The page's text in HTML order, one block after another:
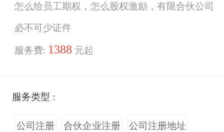
怎么给员工期权，怎么股权激励，有限合伙公司
必不可少证件
服务费: 1388 元起
服务类型 :
公司注册 合伙企业注册 公司注册地址